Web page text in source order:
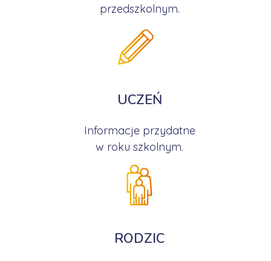
przedszkolnym.
UCZEŃ
Informacje przydatne
w roku szkolnym.
RODZIC